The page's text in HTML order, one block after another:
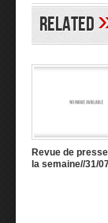
Related
Revue de
la semaine//31/